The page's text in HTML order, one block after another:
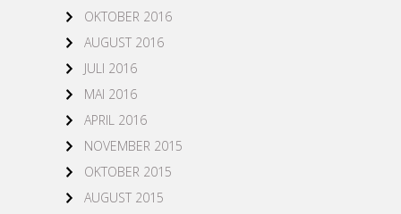
OKTOBER 2016
AUGUST 2016
JULI 2016
MAI 2016
APRIL 2016
NOVEMBER 2015
OKTOBER 2015
AUGUST 2015